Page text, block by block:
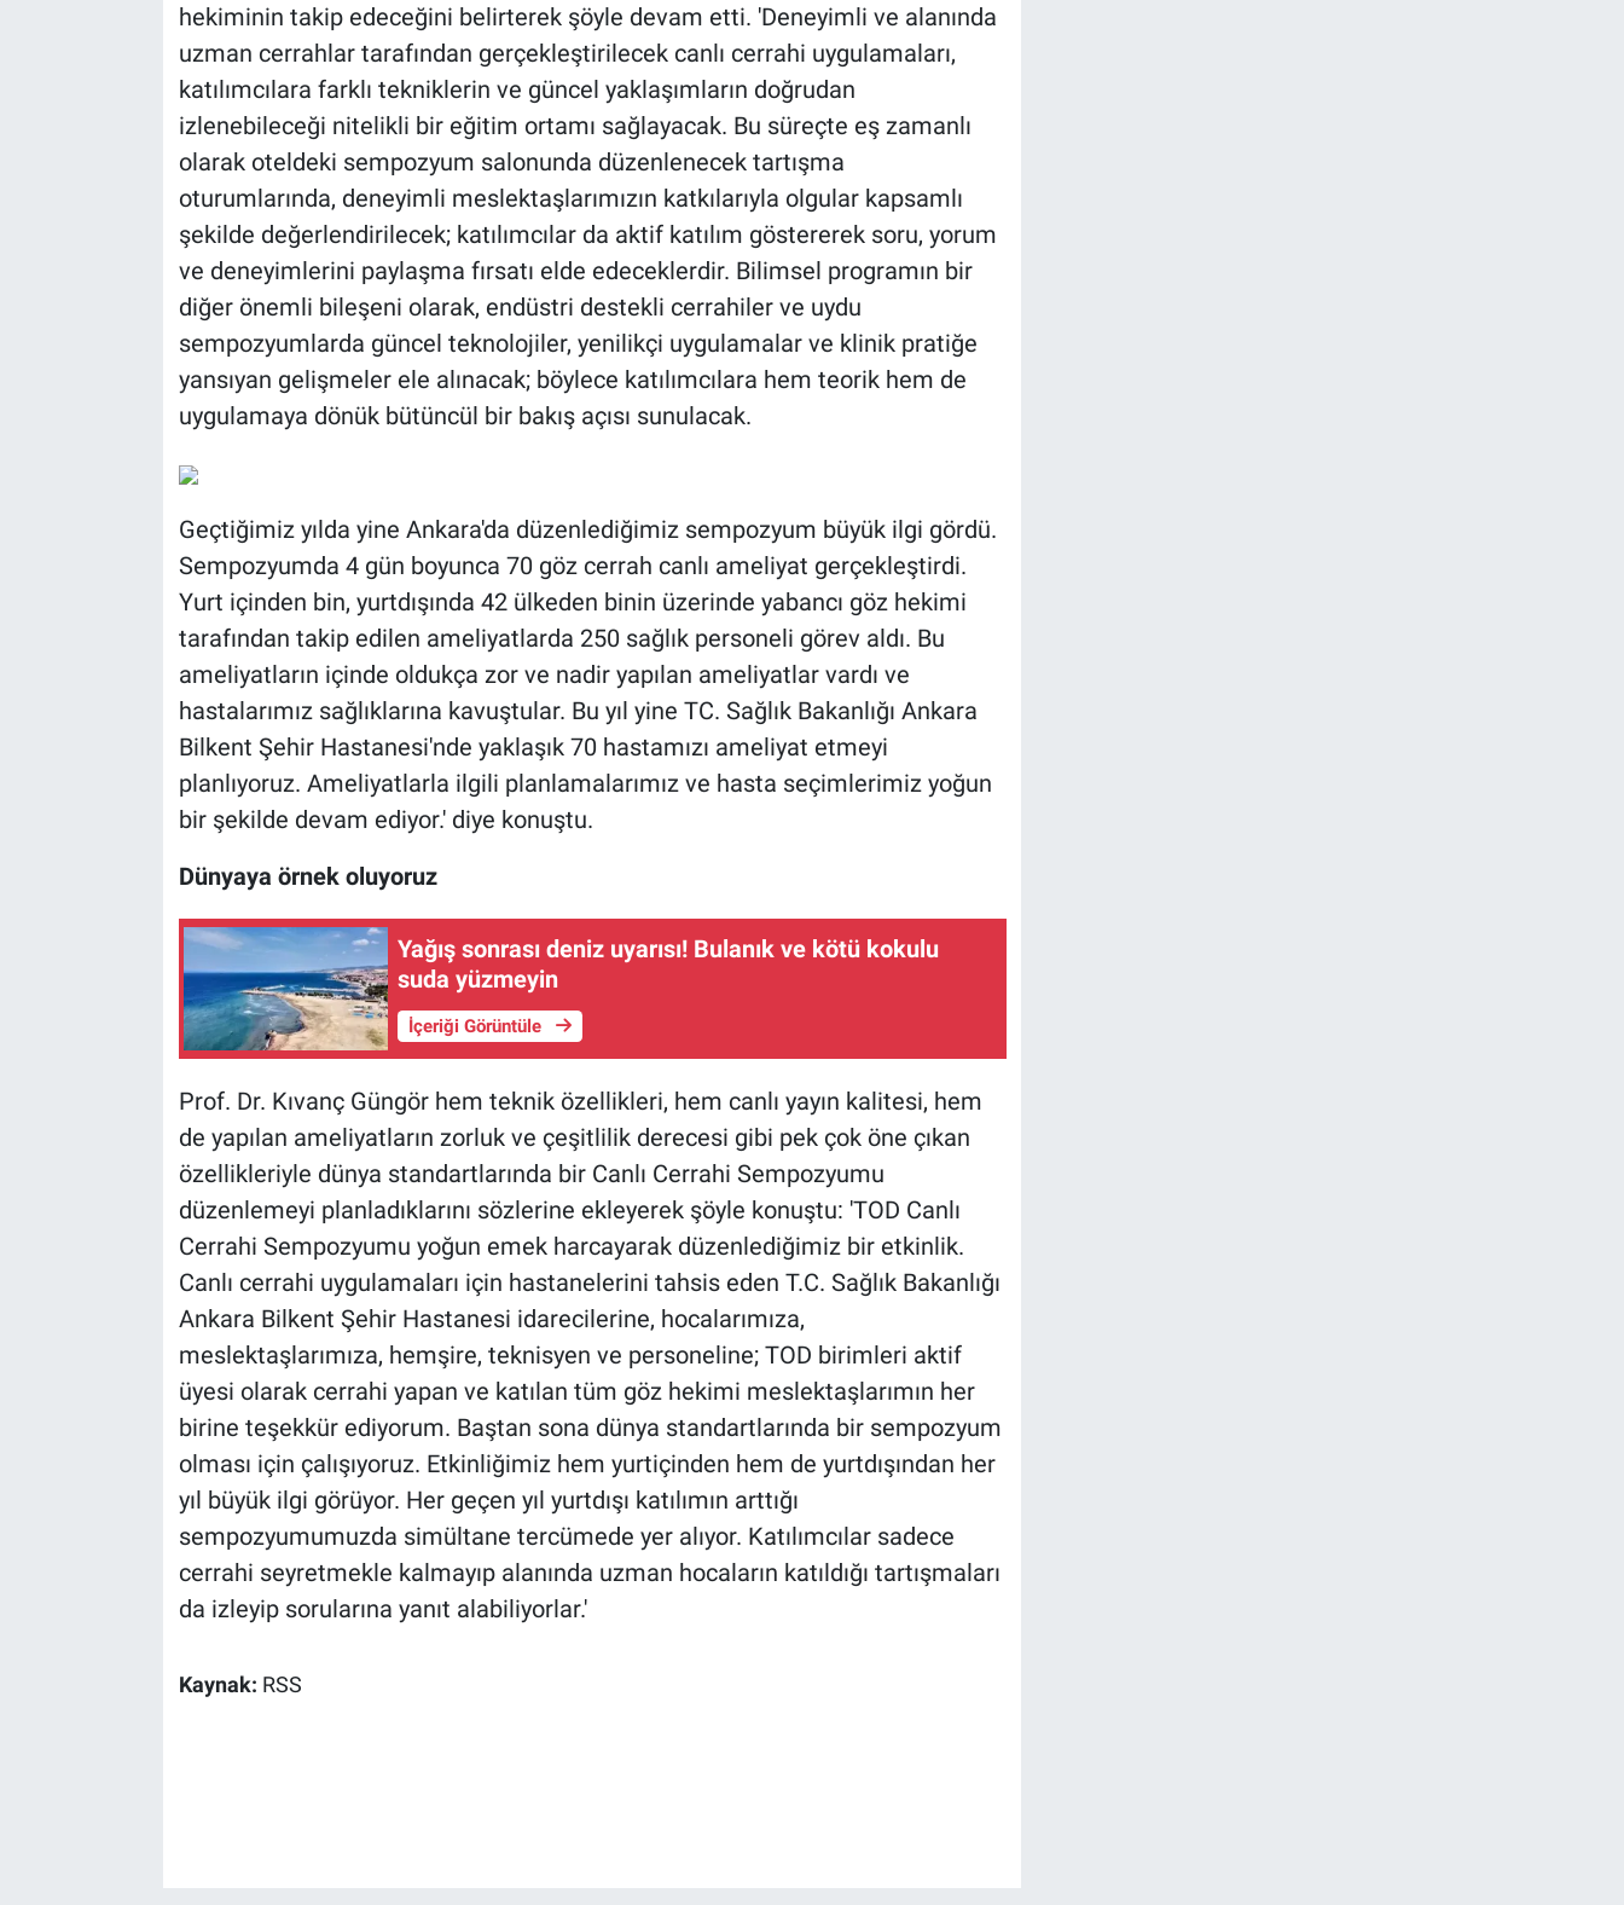
hekiminin takip edeceğini belirterek şöyle devam etti. 'Deneyimli ve alanında
uzman cerrahlar tarafından gerçekleştirilecek canlı cerrahi uygulamaları,
katılımcılara farklı tekniklerin ve güncel yaklaşımların doğrudan
izlenebileceği nitelikli bir eğitim ortamı sağlayacak. Bu süreçte eş zamanlı
olarak oteldeki sempozyum salonunda düzenlenecek tartışma
oturumlarında, deneyimli meslektaşlarımızın katkılarıyla olgular kapsamlı
şekilde değerlendirilecek; katılımcılar da aktif katılım göstererek soru, yorum
ve deneyimlerini paylaşma fırsatı elde edeceklerdir. Bilimsel programın bir
diğer önemli bileşeni olarak, endüstri destekli cerrahiler ve uydu
sempozyumlarda güncel teknolojiler, yenilikçi uygulamalar ve klinik pratiğe
yansıyan gelişmeler ele alınacak; böylece katılımcılara hem teorik hem de
uygulamaya dönük bütüncül bir bakış açısı sunulacak.
Geçtiğimiz yılda yine Ankara'da düzenlediğimiz sempozyum büyük ilgi gördü.
Sempozyumda 4 gün boyunca 70 göz cerrah canlı ameliyat gerçekleştirdi.
Yurt içinden bin, yurtdışında 42 ülkeden binin üzerinde yabancı göz hekimi
tarafından takip edilen ameliyatlarda 250 sağlık personeli görev aldı. Bu
ameliyatların içinde oldukça zor ve nadir yapılan ameliyatlar vardı ve
hastalarımız sağlıklarına kavuştular. Bu yıl yine TC. Sağlık Bakanlığı Ankara
Bilkent Şehir Hastanesi'nde yaklaşık 70 hastamızı ameliyat etmeyi
planlıyoruz. Ameliyatlarla ilgili planlamalarımız ve hasta seçimlerimiz yoğun
bir şekilde devam ediyor.' diye konuştu.
Dünyaya örnek oluyoruz
Yağış sonrası deniz uyarısı! Bulanık ve kötü kokulu
suda yüzmeyin
İçeriği Görüntüle
Prof. Dr. Kıvanç Güngör hem teknik özellikleri, hem canlı yayın kalitesi, hem
de yapılan ameliyatların zorluk ve çeşitlilik derecesi gibi pek çok öne çıkan
özellikleriyle dünya standartlarında bir Canlı Cerrahi Sempozyumu
düzenlemeyi planladıklarını sözlerine ekleyerek şöyle konuştu: 'TOD Canlı
Cerrahi Sempozyumu yoğun emek harcayarak düzenlediğimiz bir etkinlik.
Canlı cerrahi uygulamaları için hastanelerini tahsis eden T.C. Sağlık Bakanlığı
Ankara Bilkent Şehir Hastanesi idarecilerine, hocalarımıza,
meslektaşlarımıza, hemşire, teknisyen ve personeline; TOD birimleri aktif
üyesi olarak cerrahi yapan ve katılan tüm göz hekimi meslektaşlarımın her
birine teşekkür ediyorum. Baştan sona dünya standartlarında bir sempozyum
olması için çalışıyoruz. Etkinliğimiz hem yurtiçinden hem de yurtdışından her
yıl büyük ilgi görüyor. Her geçen yıl yurtdışı katılımın arttığı
sempozyumumuzda simültane tercümede yer alıyor. Katılımcılar sadece
cerrahi seyretmekle kalmayıp alanında uzman hocaların katıldığı tartışmaları
da izleyip sorularına yanıt alabiliyorlar.'
Kaynak: RSS